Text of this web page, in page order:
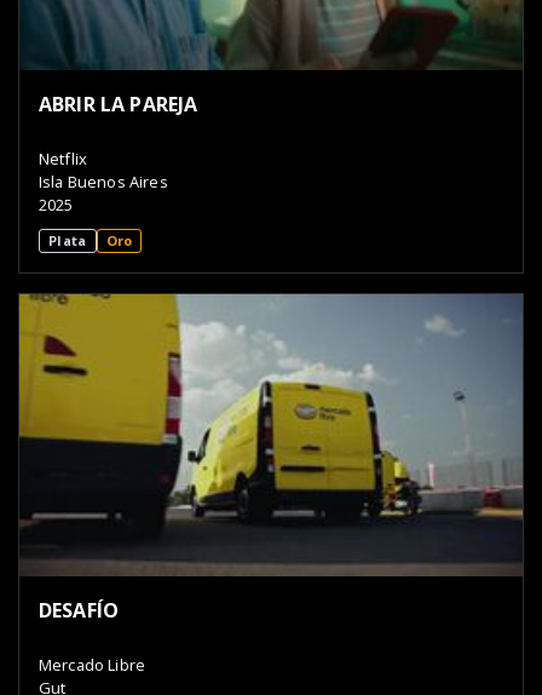
ABRIR LA PAREJA
Netflix
Isla Buenos Aires
2025
Plata Oro
DESAFÍO
Mercado Libre
Gut